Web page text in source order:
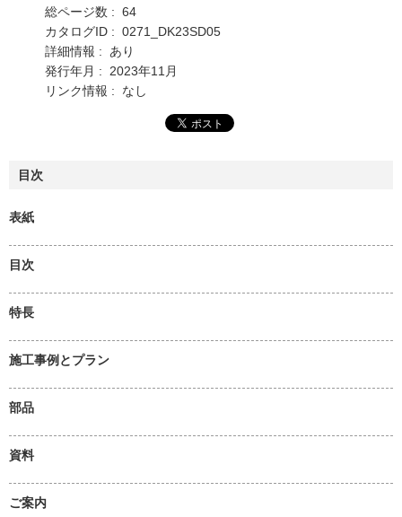
総ページ数 : 64
カタログID : 0271_DK23SD05
詳細情報 : あり
発行年月 : 2023年11月
リンク情報 : なし
目次
表紙
目次
特長
施工事例とプラン
部品
資料
ご案内